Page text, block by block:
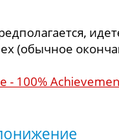
(обычное